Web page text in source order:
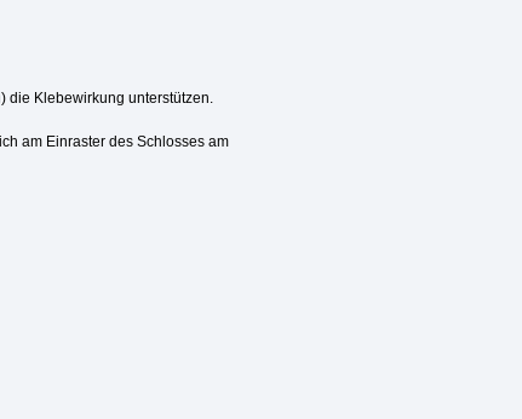
die Klebewirkung unterstützen.
am Einraster des Schlosses am